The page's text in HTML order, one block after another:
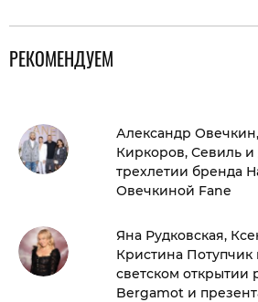
РЕКОМЕНДУЕМ
Александр
Киркоров, Севиль и
трехлетии бренда
Овечкиной Fane
Яна Рудковская,
Кристина Потупчик
светском открытии
Bergamot и